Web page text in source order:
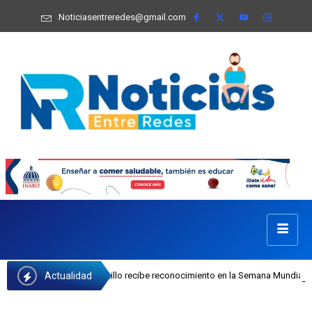
Noticiasentreredes@gmail.com
Actualidad
Castillo recibe reconocimiento en la Semana Mundial de la Lactancia